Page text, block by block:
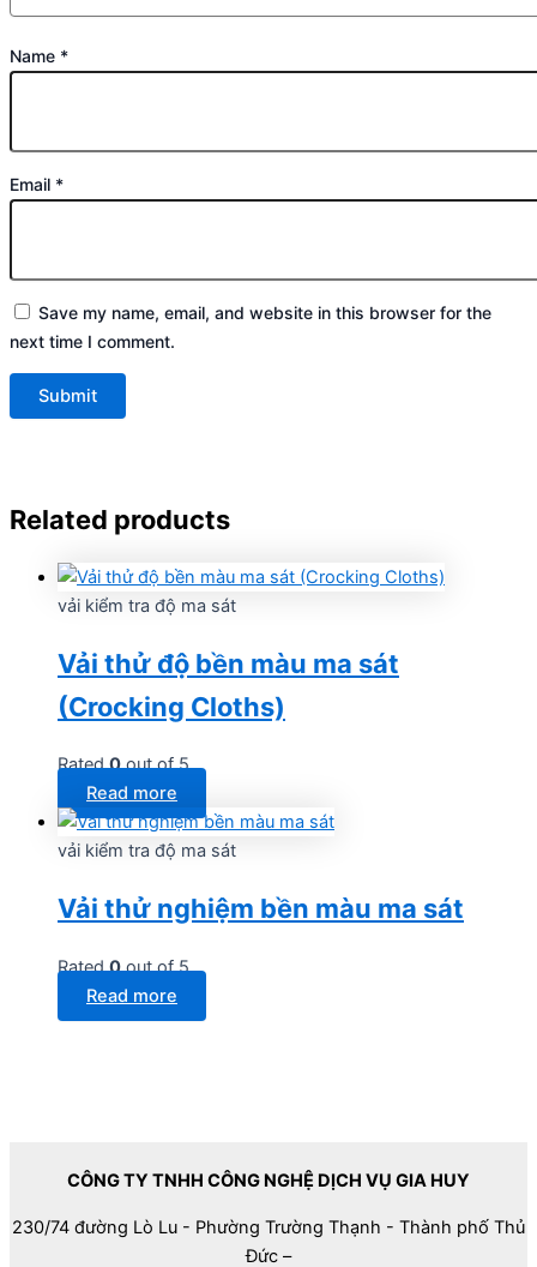
Name *
Email *
Save my name, email, and website in this browser for the
next time I comment.
Related products
vải kiểm tra độ ma sát
Vải thử độ bền màu ma sát
(Crocking Cloths)
Rated0out of 5
Read more
vải kiểm tra độ ma sát
Vải thử nghiệm bền màu ma sát
Rated0out of 5
Read more
CÔNG TY TNHH CÔNG NGHỆ DỊCH VỤ GIA HUY
230/74 đường Lò Lu - Phường Trường Thạnh - Thành phố Thủ
Đức –